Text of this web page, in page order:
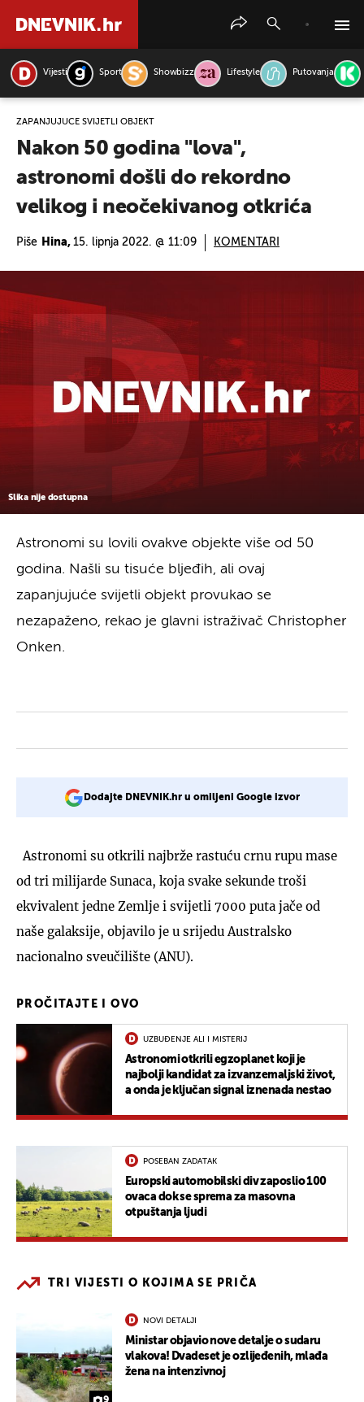
Vijesti Sport Showbizz Lifestyle Putovanja
ZAPANJUJUĆE SVIJETLI OBJEKT
Nakon 50 godina "lova",
astronomi došli do rekordno
velikog i neočekivanog otkrića
Piše Hina, 15. lipnja 2022. @ 11:09 KOMENTARI
Slika nije dostupna
Astronomi su lovili ovakve objekte više od 50
godina. Našli su tisuće bljeđih, ali ovaj
zapanjujuće svijetli objekt provukao se
nezapaženo, rekao je glavni istraživač Christopher
Onken.
Dodajte DNEVNIK.hr u omiljeni Google izvor
Astronomi su otkrili najbrže rastuću crnu rupu mase
od tri milijarde Sunaca, koja svake sekunde troši
ekvivalent jedne Zemlje i svijetli 7000 puta jače od
naše galaksije, objavilo je u srijedu Australsko
nacionalno sveučilište (ANU).
PROČITAJTE I OVO
UZBUĐENJE ALI I MISTERIJ
Astronomi otkrili egzoplanet koji je
najbolji kandidat za izvanzemaljski život,
a onda je ključan signal iznenada nestao
POSEBAN ZADATAK
Europski automobilski div zaposlio 100
ovaca dok se sprema za masovna
otpuštanja ljudi
TRI VIJESTI O KOJIMA SE PRIČA
NOVI DETALJI
Ministar objavio nove detalje o sudaru
vlakova! Dvadeset je ozlijeđenih, mlađa
žena na intenzivnoj
PRETRAŽITE VIJESTI